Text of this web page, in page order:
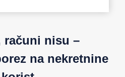
računi nisu –
na nekretnine